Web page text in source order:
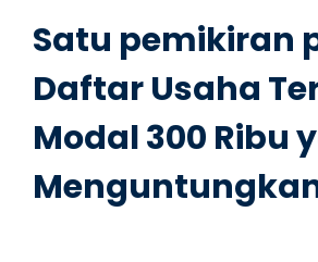
Satu pemikiran
Daftar Usaha
Modal 300 Ribu